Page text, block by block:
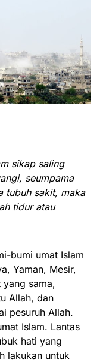
sikap saling
seumpama
tubuh sakit, maka
tidur atau
bumi umat Islam
Yaman, Mesir,
sama,
Allah, dan
pesuruh Allah.
Islam. Lantas
hati yang
lakukan untuk